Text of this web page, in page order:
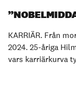
KARRIÄR. Från
2024. 25-åriga
vars karriärkurva